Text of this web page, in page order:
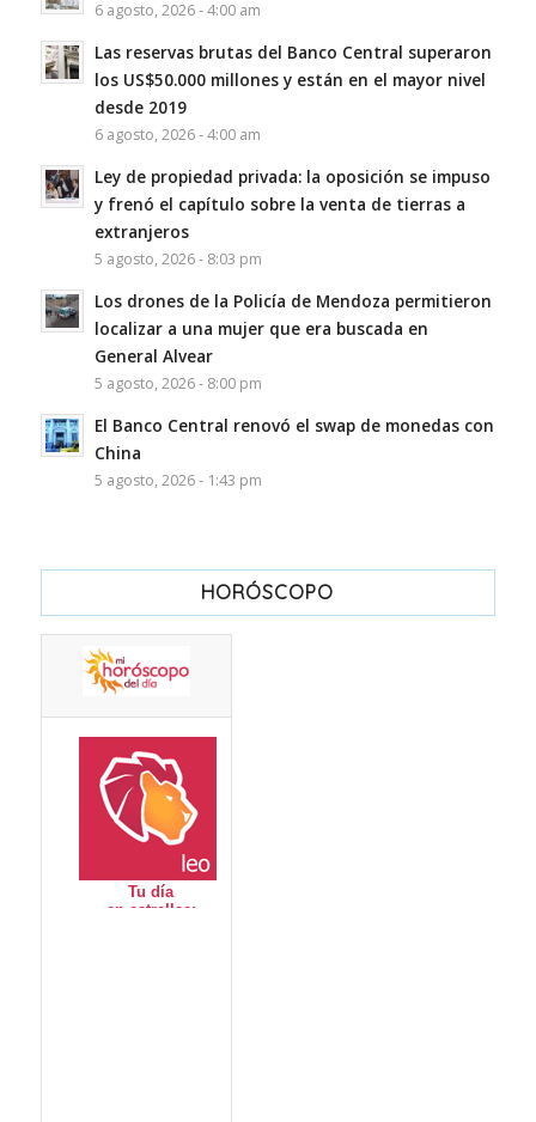
6 agosto, 2026 - 4:00 am
Las reservas brutas del Banco Central superaron
los US$50.000 millones y están en el mayor nivel
desde 2019
6 agosto, 2026 - 4:00 am
Ley de propiedad privada: la oposición se impuso
y frenó el capítulo sobre la venta de tierras a
extranjeros
5 agosto, 2026 - 8:03 pm
Los drones de la Policía de Mendoza permitieron
localizar a una mujer que era buscada en
General Alvear
5 agosto, 2026 - 8:00 pm
El Banco Central renovó el swap de monedas con
China
5 agosto, 2026 - 1:43 pm
HORÓSCOPO